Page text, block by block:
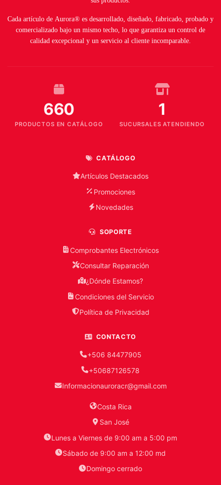
Cada artículo de Aurora® es desarrollado, diseñado, fabricado, probado y
comercializado bajo un mismo techo, lo que garantiza un control de
calidad excepcional y un servicio al cliente incomparable.
660
PRODUCTOS EN CATÁLOGO
1
SUCURSALES ATENDIENDO
CATÁLOGO
Artículos Destacados
Promociones
Novedades
SOPORTE
Comprobantes Electrónicos
Consultar Reparación
¿Dónde Estamos?
Condiciones del Servicio
Política de Privacidad
CONTACTO
+506 84477905
+50687126578
Informacionauroracr@gmail.com
Costa Rica
San José
Lunes a Viernes de 9:00 am a 5:00 pm
Sábado de 9:00 am a 12:00 md
Domingo cerrado